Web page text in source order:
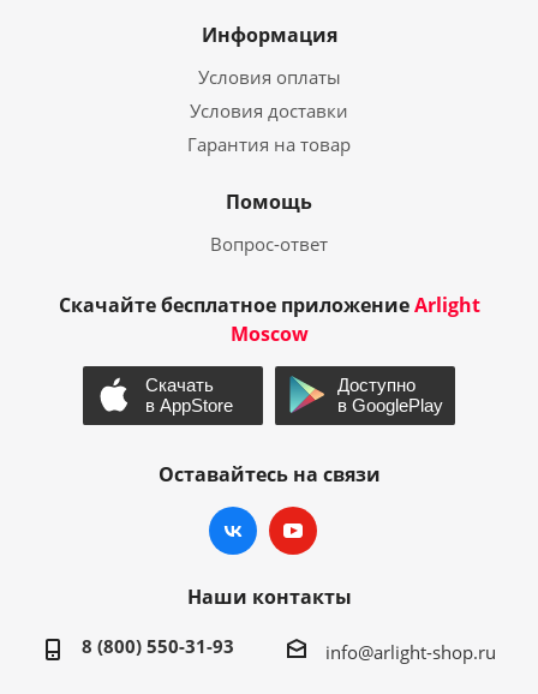
Информация
Условия оплаты
Условия доставки
Гарантия на товар
Помощь
Вопрос-ответ
Скачайте бесплатное приложениеArlight
Moscow
Оставайтесь на связи
Наши контакты
8 (800) 550-31-93 info@arlight-shop.ru